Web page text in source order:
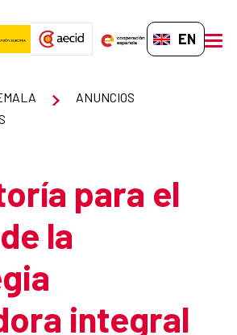
EN-GB
ANUNCIOS
para el
la
integral